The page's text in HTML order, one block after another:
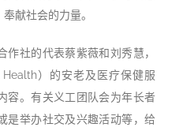
献社会的力量。
作社的代表蔡紫薇和刘秀慧，
）的安老及医疗保健服
容。有关义工团队会为年长者
是举办社交及兴趣活动等，给